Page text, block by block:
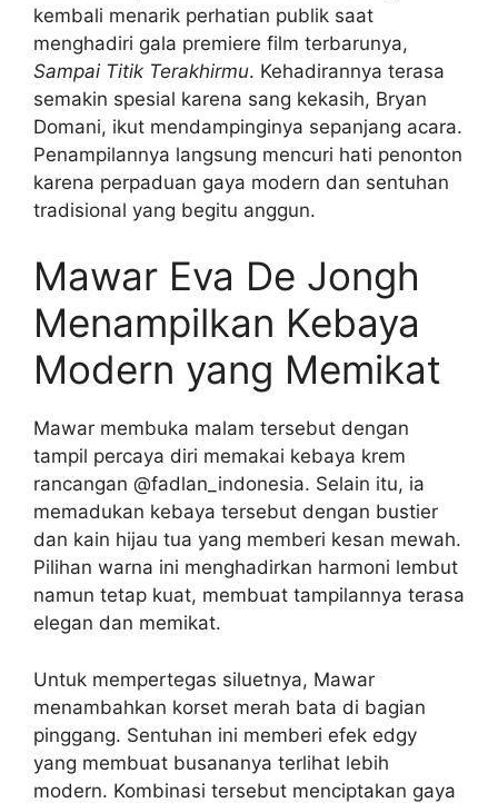
kembali menarik perhatian publik saat
menghadiri gala premiere film terbarunya,
Sampai Titik Terakhirmu. Kehadirannya terasa
semakin spesial karena sang kekasih, Bryan
Domani, ikut mendampinginya sepanjang acara.
Penampilannya langsung mencuri hati penonton
karena perpaduan gaya modern dan sentuhan
tradisional yang begitu anggun.
Mawar Eva De Jongh
Menampilkan Kebaya
Modern yang Memikat
Mawar membuka malam tersebut dengan
tampil percaya diri memakai kebaya krem
rancangan @fadlan_indonesia. Selain itu, ia
memadukan kebaya tersebut dengan bustier
dan kain hijau tua yang memberi kesan mewah.
Pilihan warna ini menghadirkan harmoni lembut
namun tetap kuat, membuat tampilannya terasa
elegan dan memikat.
Untuk mempertegas siluetnya, Mawar
menambahkan korset merah bata di bagian
pinggang. Sentuhan ini memberi efek edgy
yang membuat busananya terlihat lebih
modern. Kombinasi tersebut menciptakan gaya